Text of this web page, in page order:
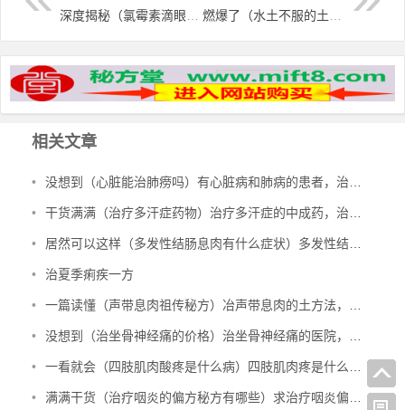
相关文章
• 没想到（心脏能治肺痨吗）有心脏病和肺病的患者，治多种心脏病、肺结核、肺病，
• 干货满满（治疗多汗症药物）治疗多汗症的中成药，治多汗症验方，
• 居然可以这样（多发性结肠息肉有什么症状）多发性结肠息肉一定要手术吗，治多发性结肠息肉验方，
• 治夏季痢疾一方
• 一篇读懂（声带息肉祖传秘方）冶声带息肉的土方法，治声带息肉验方，
• 没想到（治坐骨神经痛的价格）治坐骨神经痛的医院，治坐骨神经痛的特效验方，
• 一看就会（四肢肌肉酸疼是什么病）四肢肌肉疼是什么原因引起的图片，治四肢肌肉萎缩秘方，
• 满满干货（治疗咽炎的偏方秘方有哪些）求治疗咽炎偏方，治咽炎的绝密方子，